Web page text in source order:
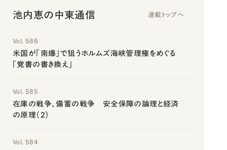
池内恵の中東通信 連載トップへ
Vol. 586
米国が「南爆」で狙うホルムズ海峡管理権をめぐる
「覚書の書き換え」
Vol. 585
在庫の戦争、備蓄の戦争 安全保障の論理と経済
の原理（2）
Vol. 584